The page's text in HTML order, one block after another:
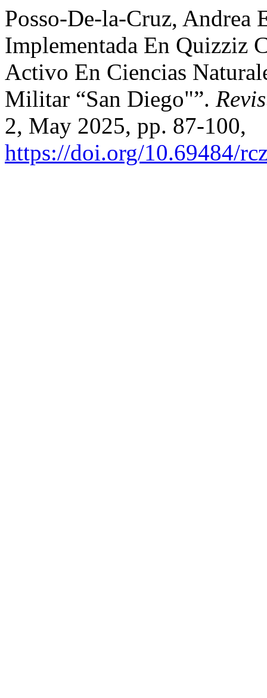
Posso-De-la-Cruz, Andrea
Implementada En Quizziz
Activo En Ciencias
Militar “San Diego"”.
2, May 2025, pp. 87-100,
https://doi.org/10.69484/